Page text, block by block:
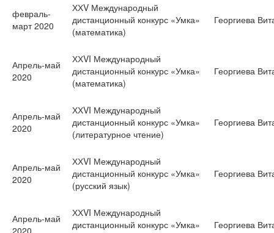
февраль-
март 2020
ХХV Международный
дистанционный конкурс «Умка»
(математика)
Георгиева
Апрель-май
2020
ХХVI Международный
дистанционный конкурс «Умка»
(математика)
Георгиева
Апрель-май
2020
ХХVI Международный
дистанционный конкурс «Умка»
(литературное чтение)
Георгиева
Апрель-май
2020
ХХVI Международный
дистанционный конкурс «Умка»
(русский язык)
Георгиева
Апрель-май
2020
ХХVI Международный
дистанционный конкурс «Умка»
Георгиева